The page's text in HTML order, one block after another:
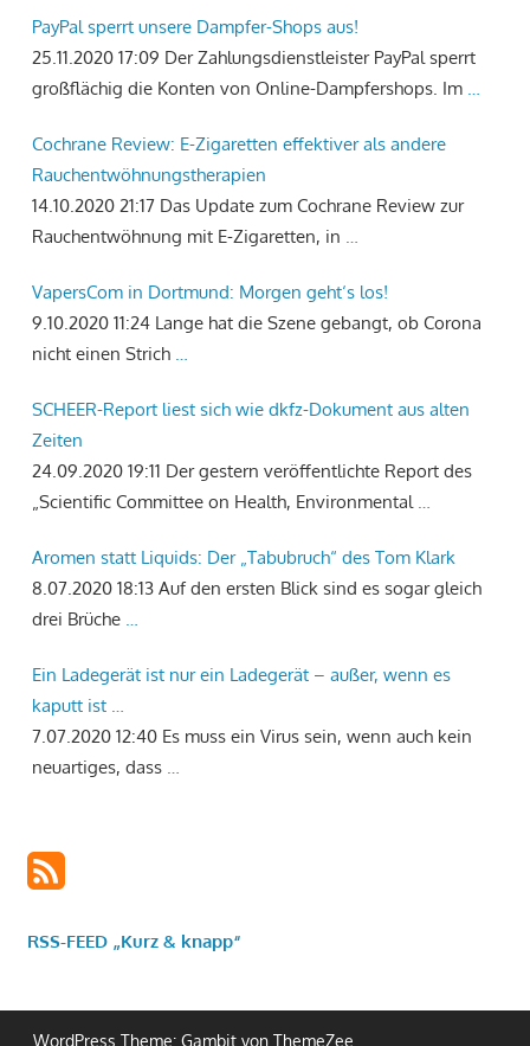
PayPal sperrt unsere Dampfer-Shops aus!
25.11.2020 17:09 Der Zahlungsdienstleister PayPal sperrt
großflächig die Konten von Online-Dampfershops. Im …
Cochrane Review: E-Zigaretten effektiver als andere
Rauchentwöhnungstherapien
14.10.2020 21:17 Das Update zum Cochrane Review zur
Rauchentwöhnung mit E-Zigaretten, in …
VapersCom in Dortmund: Morgen geht‘s los!
9.10.2020 11:24 Lange hat die Szene gebangt, ob Corona
nicht einen Strich …
SCHEER-Report liest sich wie dkfz-Dokument aus alten
Zeiten
24.09.2020 19:11 Der gestern veröffentlichte Report des
„Scientific Committee on Health, Environmental …
Aromen statt Liquids: Der „Tabubruch“ des Tom Klark
8.07.2020 18:13 Auf den ersten Blick sind es sogar gleich
drei Brüche …
Ein Ladegerät ist nur ein Ladegerät – außer, wenn es
kaputt ist …
7.07.2020 12:40 Es muss ein Virus sein, wenn auch kein
neuartiges, dass …
RSS-FEED „Kurz & knapp“
WordPress Theme: Gambit von ThemeZee.